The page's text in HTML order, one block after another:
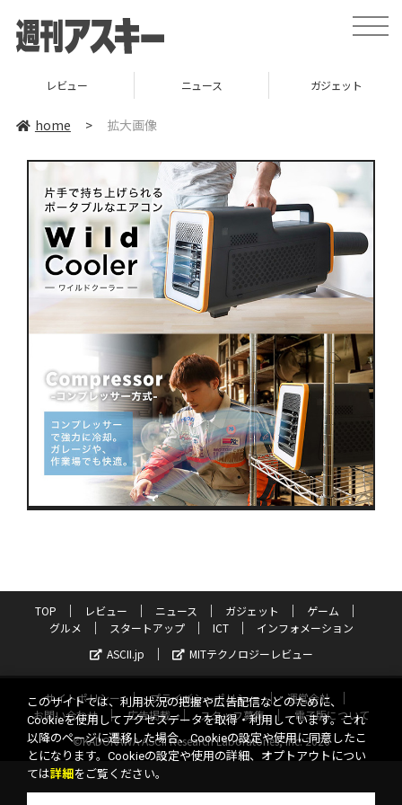
toggle
レビュー ニュース ガジェット
home > 拡大画像
TOP レビュー ニュース ガジェット
ゲーム
グルメ
スタートアップ ICT
インフォメーション
ASCII.jp
MITテクノロジーレビュー
サイトポリシー プライバシーポリシー
運営会社
お問い合わせ
広告掲載 スタッフ募集
電子版について
©KADOKAWA ASCII Research Laboratories, Inc. 2026
このサイトでは、利用状況の把握や広告配信などのために、
Cookieを使用してアクセスデータを取得・利用しています。これ
以降のページに遷移した場合、Cookieの設定や使用に同意したこ
とになります。Cookieの設定や使用の詳細、オプトアウトについ
ては詳細 をご覧ください。